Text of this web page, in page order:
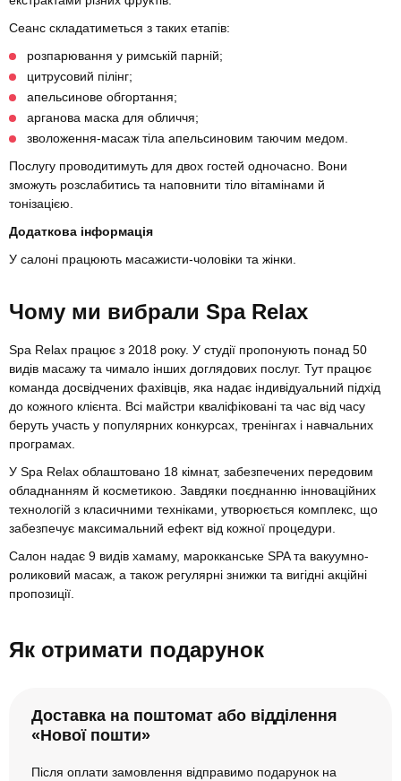
Сеанс складатиметься з таких етапів:
розпарювання у римській парній;
цитрусовий пілінг;
апельсинове обгортання;
арганова маска для обличчя;
зволоження-масаж тіла апельсиновим таючим медом.
Послугу проводитимуть для двох гостей одночасно. Вони
зможуть розслабитись та наповнити тіло вітамінами й
тонізацією.
Додаткова інформація
У салоні працюють масажисти-чоловіки та жінки.
Чому ми вибрали Spa Relax
Spa Relax працює з 2018 року. У студії пропонують понад 50
видів масажу та чимало інших доглядових послуг. Тут працює
команда досвідчених фахівців, яка надає індивідуальний підхід
до кожного клієнта. Всі майстри кваліфіковані та час від часу
беруть участь у популярних конкурсах, тренінгах і навчальних
програмах.
У Spa Relax облаштовано 18 кімнат, забезпечених передовим
обладнанням й косметикою. Завдяки поєднанню інноваційних
технологій з класичними техніками, утворюється комплекс, що
забезпечує максимальний ефект від кожної процедури.
Салон надає 9 видів хамаму, марокканське SPA та вакуумно-
роликовий масаж, а також регулярні знижки та вигідні акційні
пропозиції.
Як отримати подарунок
Доставка на поштомат або відділення
«Нової пошти»
Після оплати замовлення відправимо подарунок на